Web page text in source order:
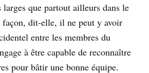
que partout ailleurs dans le
façon, dit-elle, il ne peut y avoir
entre les membres du
à être capable de reconnaître
pour bâtir une bonne équipe.